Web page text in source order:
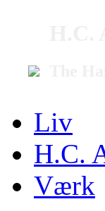
Liv
H.C.
Værk